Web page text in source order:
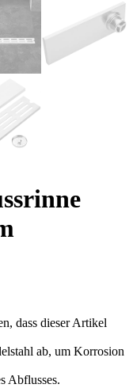
dass dieser Artikel
ab, um Korrosion
Abflusses.